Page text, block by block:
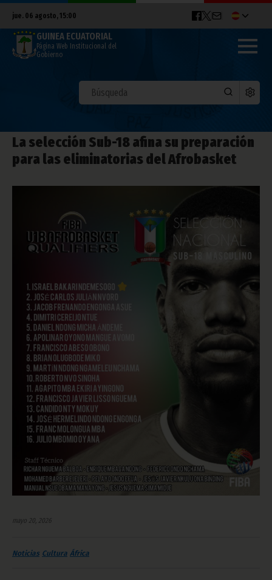
jue. 06 agosto, 15:00
GUINEA ECUATORIAL
Página Web Institucional del
Gobierno
La selección Sub-18 afina su preparación
para las eliminatorias del Afrobasket
mayo 20, 2026
Noticias Cultura África